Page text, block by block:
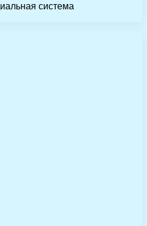
система